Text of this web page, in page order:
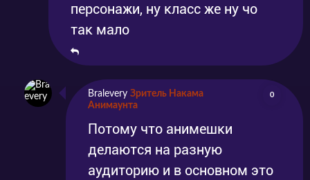
персонажи, ну класс же ну чо
так мало
Bralevery Зритель Накама
Анимаунта
0
Потому что анимешки
делаются на разную
аудиторию и в основном это